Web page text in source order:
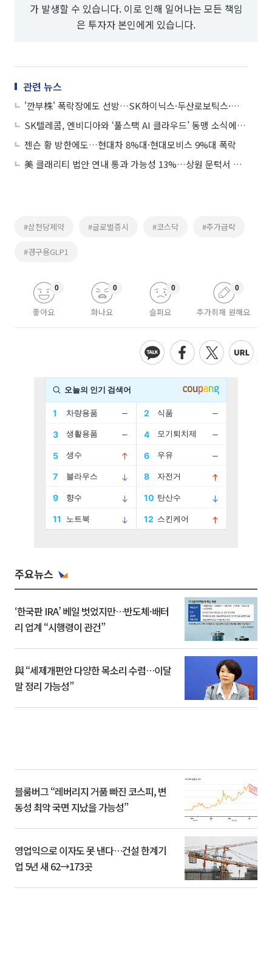
가 발생할 수 있습니다. 이로 인해 일어나는 모든 책임
은 투자자 본인에게 있습니다.
관련 뉴스
'깐부株' 폭락장에도 선방…SK하이닉스·두산로보틱스·네이버는 낙폭 방어
SK텔레콤, 엔비디아와 ‘풀스택 AI 클라우드’ 동맹 소식에 강세
젠슨 황 방한에도…현대차 8%대·현대모비스 9%대 폭락
美 클래리티 법안 연내 통과 가능성 13%…상원 문턱서 제동
#삼천당제약 #글로벌증시 #코스닥 #주가급락
#경구용GLP1
좋아요
0
화나요
0
슬퍼요
0
추가취재 원해요
0
주요뉴스
‘한국판 IRA’ 베일 벗었지만…반도체·배터
리 업계 “시행령이 관건”
與 “세제개편안 다양한 목소리 수렴…이달
말 정리 가능성”
블룸버그 “레버리지 거품 빠진 코스피, 변
동성 최악 국면 지났을 가능성”
영업익으로 이자도 못 낸다…건설 한계기
업 5년 새 62→173곳